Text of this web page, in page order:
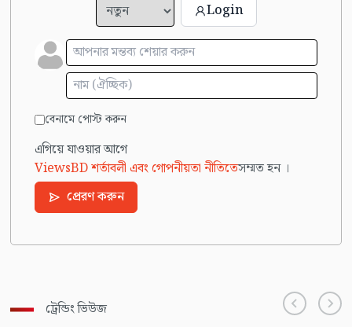
Login
বেনামে পোস্ট করুন
এগিয়ে যাওয়ার আগে
ViewsBD শর্তাবলী এবং গোপনীয়তা নীতিতেসম্মত হন ।
প্রেরণ করুন
ট্রেন্ডিং ভিউজ